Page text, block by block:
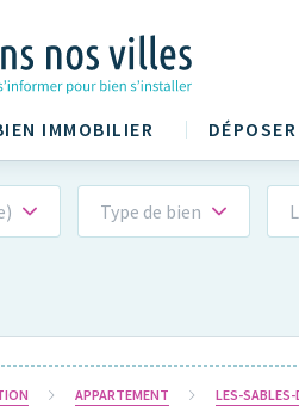
IMMOBILIER
Type de bien
APPARTEMENT LES-